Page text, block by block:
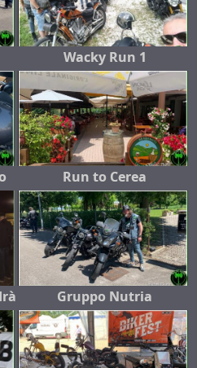
Wacky Run 1
Run to Cerea
Gruppo Nutria